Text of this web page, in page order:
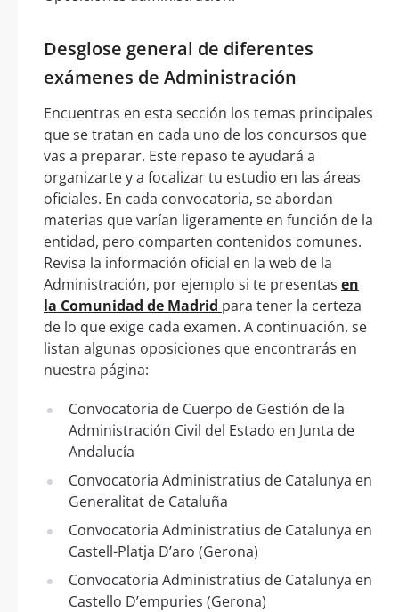
Desglose general de diferentes
exámenes de Administración
Encuentras en esta sección los temas principales
que se tratan en cada uno de los concursos que
vas a preparar. Este repaso te ayudará a
organizarte y a focalizar tu estudio en las áreas
oficiales. En cada convocatoria, se abordan
materias que varían ligeramente en función de la
entidad, pero comparten contenidos comunes.
Revisa la información oficial en la web de la
Administración, por ejemplo si te presentas en
la Comunidad de Madrid para tener la certeza
de lo que exige cada examen. A continuación, se
listan algunas oposiciones que encontrarás en
nuestra página:
Convocatoria de Cuerpo de Gestión de la
Administración Civil del Estado en Junta de
Andalucía
Convocatoria Administratius de Catalunya en
Generalitat de Cataluña
Convocatoria Administratius de Catalunya en
Castell-Platja D’aro (Gerona)
Convocatoria Administratius de Catalunya en
Castello D’empuries (Gerona)